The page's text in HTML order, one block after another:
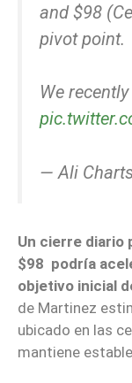
and $98
pivot point.
We
— Ali
Un cierre diario
$98 podría
objetivo inicial
de Martinez
ubicado en las
mantiene estable.